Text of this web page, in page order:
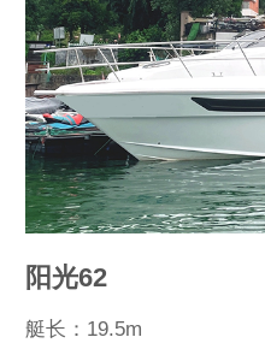
阳光62
艇长：19.5m